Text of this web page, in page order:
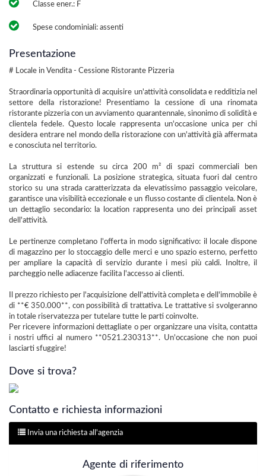
Classe ener.: F
Spese condominiali: assenti
Presentazione
# Locale in Vendita - Cessione Ristorante Pizzeria
Straordinaria opportunità di acquisire un'attività consolidata e redditizia nel
settore della ristorazione! Presentiamo la cessione di una rinomata
ristorante pizzeria con un avviamento quarantennale, sinonimo di solidità e
clientela fedele. Questo locale rappresenta un'occasione unica per chi
desidera entrare nel mondo della ristorazione con un'attività già affermata
e conosciuta nel territorio.
La struttura si estende su circa 200 m² di spazi commerciali ben
organizzati e funzionali. La posizione strategica, situata fuori dal centro
storico su una strada caratterizzata da elevatissimo passaggio veicolare,
garantisce una visibilità eccezionale e un flusso costante di clientela. Non è
un dettaglio secondario: la location rappresenta uno dei principali asset
dell'attività.
Le pertinenze completano l'offerta in modo significativo: il locale dispone
di magazzino per lo stoccaggio delle merci e uno spazio esterno, perfetto
per ampliare la capacità di servizio durante i mesi più caldi. Inoltre, il
parcheggio nelle adiacenze facilita l'accesso ai clienti.
Il prezzo richiesto per l'acquisizione dell'attività completa e dell'immobile è
di **€ 350.000**, con possibilità di trattativa. Le trattative si svolgeranno
in totale riservatezza per tutelare tutte le parti coinvolte.
Per ricevere informazioni dettagliate o per organizzare una visita, contatta
i nostri uffici al numero **0521.230313**. Un'occasione che non puoi
lasciarti sfuggire!
Dove si trova?
Contatto e richiesta informazioni
Invia una richiesta all'agenzia
Agente di riferimento